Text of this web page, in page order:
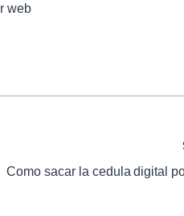
web
Como sacar la cedula digital